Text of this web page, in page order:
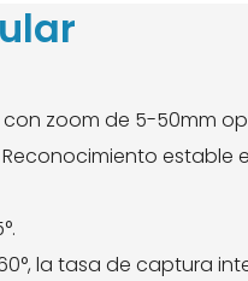
zoom de 5-50mm
estable
la tasa de captura